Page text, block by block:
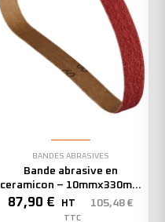
BANDES ABRASIVES
Bande abrasive en
ceramicon – 10mmx330mm
– Grain 40 – 333001 (x50)
87,90 € HT 105,48 €
TTC